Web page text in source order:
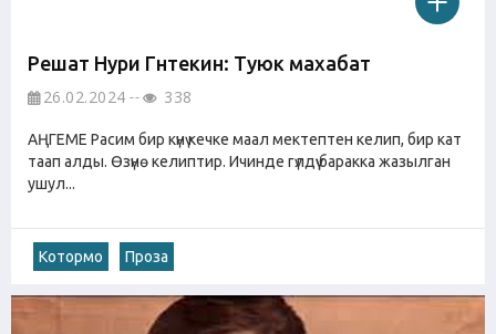
Решат Нури Гүнтекин: Туюк махабат
26.02.2024 338
АҢГЕМЕ Расим бир күнү кечке маал мектептен келип, бир кат
таап алды. Өзүнө келиптир. Ичинде гүлдүү баракка жазылган
ушул...
Котормо Проза